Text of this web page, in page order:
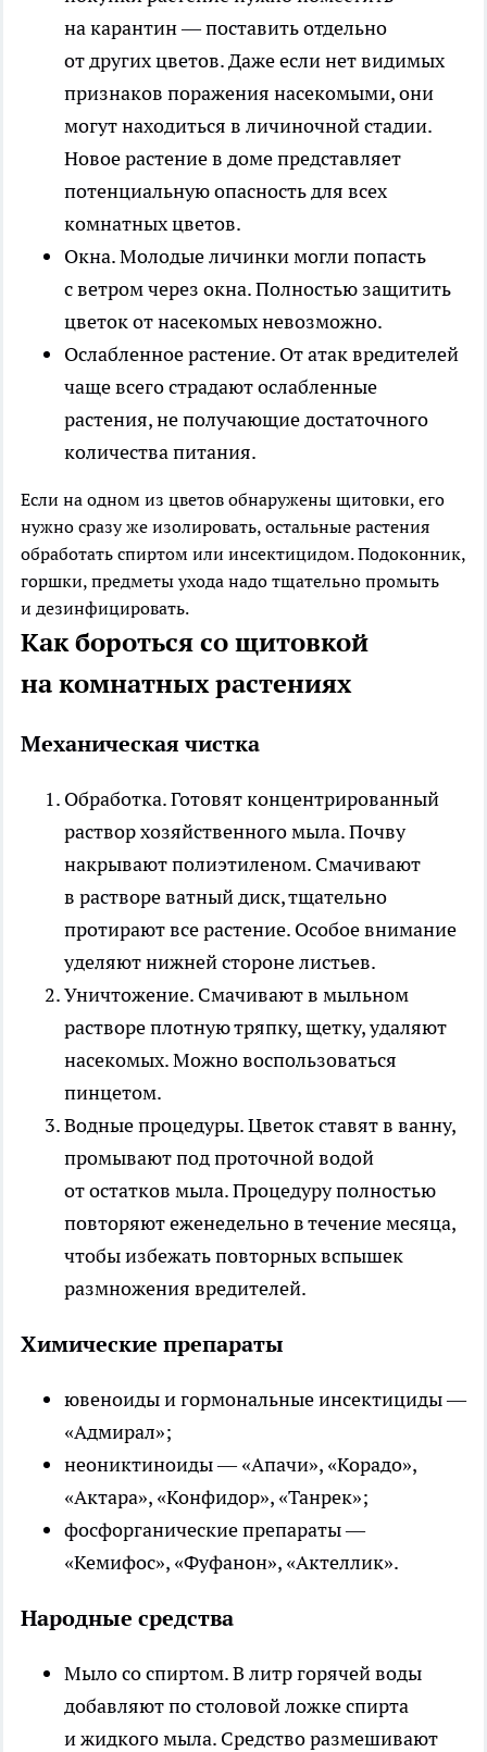
на карантин — поставить отдельно
от других цветов. Даже если нет видимых
признаков поражения насекомыми, они
могут находиться в личиночной стадии.
Новое растение в доме представляет
потенциальную опасность для всех
комнатных цветов.
Окна. Молодые личинки могли попасть
с ветром через окна. Полностью защитить
цветок от насекомых невозможно.
Ослабленное растение. От атак вредителей
чаще всего страдают ослабленные
растения, не получающие достаточного
количества питания.
Если на одном из цветов обнаружены щитовки, его
нужно сразу же изолировать, остальные растения
обработать спиртом или инсектицидом. Подоконник,
горшки, предметы ухода надо тщательно промыть
и дезинфицировать.
Как бороться со щитовкой
на комнатных растениях
Механическая чистка
Обработка. Готовят концентрированный
раствор хозяйственного мыла. Почву
накрывают полиэтиленом. Смачивают
в растворе ватный диск, тщательно
протирают все растение. Особое внимание
уделяют нижней стороне листьев.
Уничтожение. Смачивают в мыльном
растворе плотную тряпку, щетку, удаляют
насекомых. Можно воспользоваться
пинцетом.
Водные процедуры. Цветок ставят в ванну,
промывают под проточной водой
от остатков мыла. Процедуру полностью
повторяют еженедельно в течение месяца,
чтобы избежать повторных вспышек
размножения вредителей.
Химические препараты
ювеноиды и гормональные инсектициды—
«Адмирал»;
неониктиноиды— «Апачи», «Корадо»,
«Актара», «Конфидор», «Танрек»;
фосфорганические препараты—
«Кемифос», «Фуфанон», «Актеллик».
Народные средства
Мыло со спиртом. В литр горячей воды
добавляют по столовой ложке спирта
и жидкого мыла. Средство размешивают